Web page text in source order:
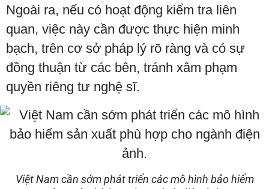
Ngoài ra, nếu có hoạt động kiểm tra liên
quan, việc này cần được thực hiện minh
bạch, trên cơ sở pháp lý rõ ràng và có sự
đồng thuận từ các bên, tránh xâm phạm
quyền riêng tư nghệ sĩ.
Việt Nam cần sớm phát triển các mô hình bảo hiểm